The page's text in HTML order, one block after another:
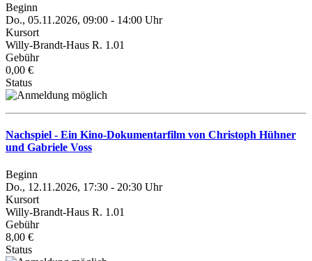
Beginn
Do., 05.11.2026, 09:00 - 14:00 Uhr
Kursort
Willy-Brandt-Haus R. 1.01
Gebühr
0,00 €
Status
Nachspiel - Ein Kino-Dokumentarfilm von Christoph Hühner
und Gabriele Voss
Beginn
Do., 12.11.2026, 17:30 - 20:30 Uhr
Kursort
Willy-Brandt-Haus R. 1.01
Gebühr
8,00 €
Status